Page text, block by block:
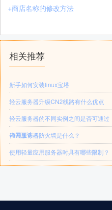
+商店名称的修改方法
相关推荐
新手如何安装linux宝塔
轻云服务器升级CN2线路有什么优点
轻云服务器的不同实例之间是否可通过
内网互访？
轻云服务器防火墙是什么？
使用轻量应用服务器时具有哪些限制？